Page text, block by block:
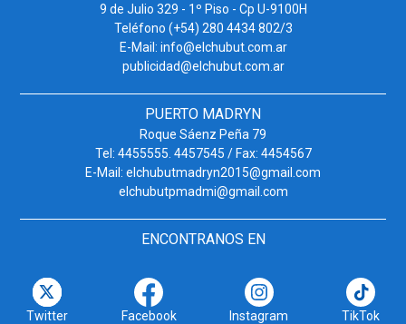
9 de Julio 329 - 1º Piso - Cp U-9100H
Teléfono (+54) 280 4434 802/3
E-Mail: info@elchubut.com.ar
publicidad@elchubut.com.ar
PUERTO MADRYN
Roque Sáenz Peña 79
Tel: 4455555. 4457545 / Fax: 4454567
E-Mail: elchubutmadryn2015@gmail.com
elchubutpmadmi@gmail.com
ENCONTRANOS EN
Twitter Facebook Instagram TikTok